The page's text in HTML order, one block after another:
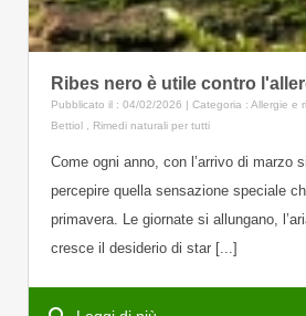
Ribes nero è utile contro
Pubblicato il : 04/02/2026 | Categoria : Allergie e
Bettiol
Rimedi naturali per tutti
Come ogni anno, con l’arrivo di marzo
percepire quella sensazione speciale
primavera. Le giornate si allungano,
cresce il desiderio di star [...]